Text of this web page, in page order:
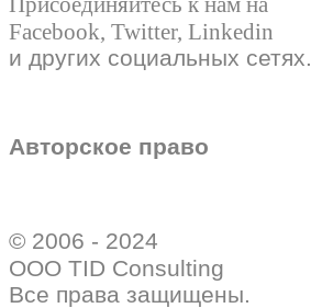
Facebook, Twitter, Linkedin
и других социальных сетях.
Авторское право
© 2006 - 2024
ООО TID Consulting
Все права защищены.